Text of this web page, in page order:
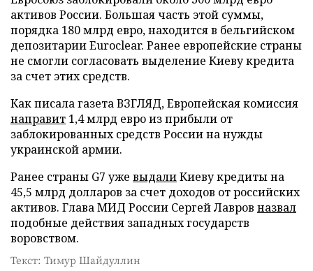
активов России. Большая часть этой суммы,
порядка 180 млрд евро, находится в бельгийском
депозитарии Euroclear. Ранее европейские страны
не смогли согласовать выделение Киеву кредита
за счет этих средств.
Как писала газета ВЗГЛЯД, Европейская комиссия
направит 1,4 млрд евро из прибыли от
заблокированных средств России на нужды
украинской армии.
Ранее страны G7 уже выдалиКиеву кредиты на
45,5 млрд долларов за счет доходов от российских
активов. Глава МИД России Сергей Лавров назвал
подобные действия западных государств
воровством.
Текст: Тимур Шайдуллин